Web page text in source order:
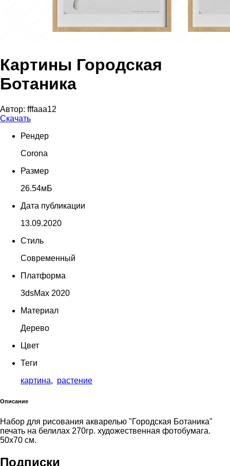
Картины Городская
Ботаника
Автор: fffaaa12
Скачать
Рендер
Corona
Размер
26.54мБ
Дата публикации
13.09.2020
Стиль
Современный
Платформа
3dsMax 2020
Материал
Дерево
Цвет
Теги
картина, растение
Описание
Набор для рисования акварелью "Городская Ботаника"
печать на белилах 270гр. художественная фотобумага.
50х70 см.
Подписки